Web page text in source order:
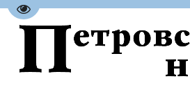
Перейти на версию для